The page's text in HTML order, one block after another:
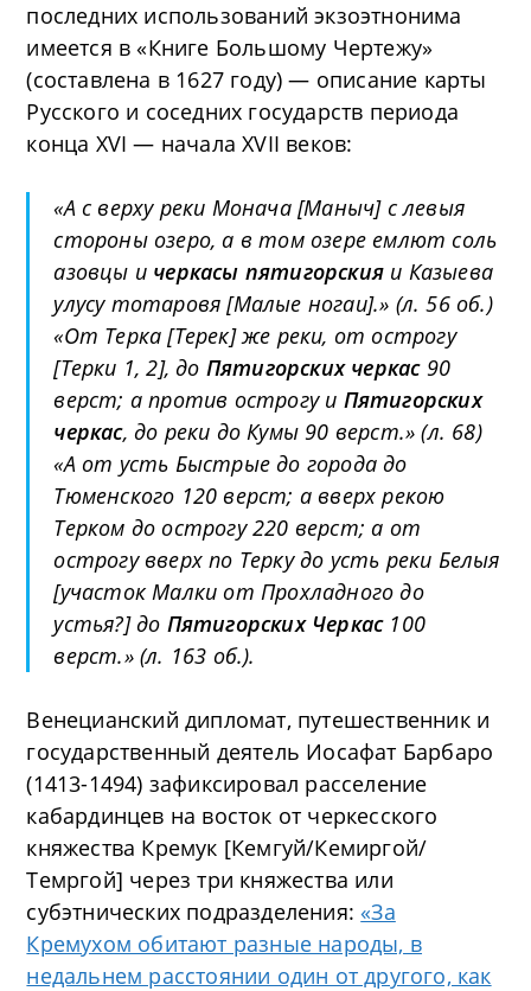
последних использований экзоэтнонима
имеется в «Книге Большому Чертежу»
(составлена в 1627 году) — описание карты
Русского и соседних государств периода
конца XVI — начала XVII веков:
«А с верху реки Монача [Маныч] с левыя
стороны озеро, а в том озере емлют соль
азовцы и черкасы пятигорския и Казыева
улусу тотаровя [Малые ногаи].» (л. 56 об.)
«От Терка [Терек] же реки, от острогу
[Терки 1, 2], до Пятигорских черкас90
верст; а против острогу и Пятигорских
черкас, до реки до Кумы 90 верст.» (л. 68)
«А от усть Быстрые до города до
Тюменского 120 верст; а вверх рекою
Терком до острогу 220 верст; а от
острогу вверх по Терку до усть реки Белыя
[участок Малки от Прохладного до
устья?] до Пятигорских Черкас100
верст.» (л. 163 об.).
Венецианский дипломат, путешественник и
государственный деятель Иосафат Барбаро
(1413-1494) зафиксировал расселение
кабардинцев на восток от черкесского
княжества Кремук [Кемгуй/Кемиргой/
Темргой] через три княжества или
субэтнических подразделения:«За
Кремухом обитают разные народы, в
недальнем расстоянии один от другого, как